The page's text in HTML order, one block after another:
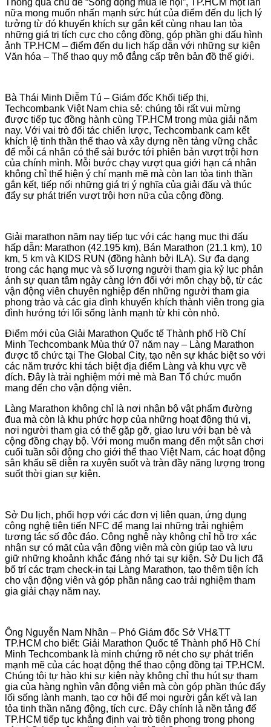
Thông qua chủ đề “Sống động mùa lễ hội”, TP.HCM một lần
nữa mong muốn nhấn mạnh sức hút của điểm đến du lịch lý
tưởng từ đó khuyến khích sự gắn kết cùng nhau lan tỏa
những giá trị tích cực cho cộng đồng, góp phần ghi dấu hình
ảnh TP.HCM – điểm đến du lịch hấp dẫn với những sự kiện
Văn hóa – Thể thao quy mô đẳng cấp trên bản đồ thế giới.
Bà Thái Minh Diễm Tú – Giám đốc Khối tiếp thị,
Techcombank Việt Nam chia sẻ: chúng tôi rất vui mừng
được tiếp tục đồng hành cùng TP.HCM trong mùa giải năm
nay. Với vai trò đối tác chiến lược, Techcombank cam kết
khích lệ tinh thần thể thao và xây dựng nền tảng vững chắc
để mỗi cá nhân có thể sải bước tới phiên bản vượt trội hơn
của chính mình. Mỗi bước chạy vượt qua giới hạn cá nhân
không chỉ thể hiện ý chí mạnh mẽ mà còn lan tỏa tinh thần
gắn kết, tiếp nối những giá trị ý nghĩa của giải đấu và thúc
đẩy sự phát triển vượt trội hơn nữa của cộng đồng.
Giải marathon năm nay tiếp tục với các hạng mục thi đấu
hấp dẫn: Marathon (42.195 km), Bán Marathon (21.1 km), 10
km, 5 km và KIDS RUN (đồng hành bởi ILA). Sự đa dạng
trong các hạng mục và số lượng người tham gia kỷ lục phản
ánh sự quan tâm ngày càng lớn đối với môn chạy bộ, từ các
vận động viên chuyên nghiệp đến những người tham gia
phong trào và các gia đình khuyến khích thành viên trong gia
đình hướng tới lối sống lành mạnh từ khi còn nhỏ.
Điểm mới của Giải Marathon Quốc tế Thành phố Hồ Chí
Minh Techcombank Mùa thứ 07 năm nay – Làng Marathon
được tổ chức tại The Global City, tạo nên sự khác biệt so với
các năm trước khi tách biệt địa điểm Làng và khu vực về
đích. Đây là trải nghiệm mới mẻ mà Ban Tổ chức muốn
mang đến cho vận động viên.
Làng Marathon không chỉ là nơi nhận bộ vật phẩm đường
đua mà còn là khu phức hợp của những hoạt động thú vị,
nơi người tham gia có thể gặp gỡ, giao lưu với bạn bè và
cộng đồng chạy bộ. Với mong muốn mang đến một sân chơi
cuối tuần sôi động cho giới thể thao Việt Nam, các hoạt động
sân khấu sẽ diễn ra xuyên suốt và tràn đầy năng lượng trong
suốt thời gian sự kiện.
Sở Du lịch, phối hợp với các đơn vị liên quan, ứng dụng
công nghệ tiên tiến NFC để mang lại những trải nghiệm
tương tác số độc đáo. Công nghệ này không chỉ hỗ trợ xác
nhận sự có mặt của vận động viên mà còn giúp tạo và lưu
giữ những khoảnh khắc đáng nhớ tại sự kiện. Sở Du lịch đã
bố trí các trạm check-in tại Làng Marathon, tạo thêm tiện ích
cho vận động viên và góp phần nâng cao trải nghiệm tham
gia giải chạy năm nay.
Ông Nguyễn Nam Nhân – Phó Giám đốc Sở VH&TT
TP.HCM cho biết: Giải Marathon Quốc tế Thành phố Hồ Chí
Minh Techcombank là minh chứng rõ nét cho sự phát triển
mạnh mẽ của các hoạt động thể thao cộng đồng tại TP.HCM.
Chúng tôi tự hào khi sự kiện này không chỉ thu hút sự tham
gia của hàng nghìn vận động viên mà còn góp phần thúc đẩy
lối sống lành mạnh, tạo cơ hội để mọi người gắn kết và lan
tỏa tinh thần năng động, tích cực. Đây chính là nền tảng để
TP.HCM tiếp tục khẳng định vai trò tiên phong trong phong